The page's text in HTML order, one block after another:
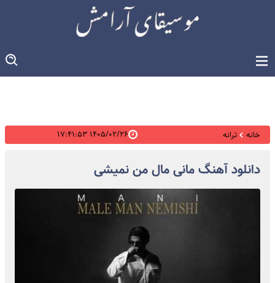
خانه ترانه ۱۴۰۵/۰۲/۲۶ ۱۷:۴۱:۵۳
دانلود آهنگ مانی مال من نمیشی